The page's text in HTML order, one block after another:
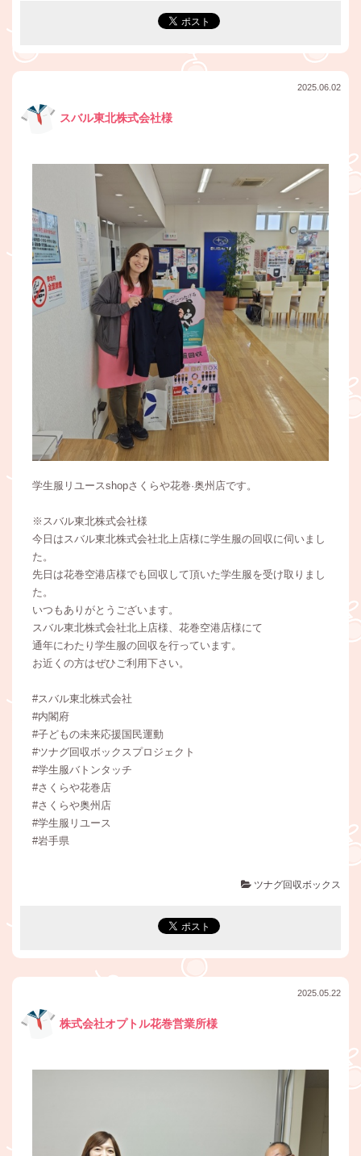
2025.06.02
スバル東北株式会社様
学生服リユースshopさくらや花巻·奥州店です。
※スバル東北株式会社様
今日はスバル東北株式会社北上店様に学生服の回収に伺いまし
た。
先日は花巻空港店様でも回収して頂いた学生服を受け取りまし
た。
いつもありがとうございます。
スバル東北株式会社北上店様、花巻空港店様にて
通年にわたり学生服の回収を行っています。
お近くの方はぜひご利用下さい。
#スバル東北株式会社
#内閣府
#子どもの未来応援国民運動
#ツナグ回収ボックスプロジェクト
#学生服バトンタッチ
#さくらや花巻店
#さくらや奥州店
#学生服リユース
#岩手県
ツナグ回収ボックス
2025.05.22
株式会社オプトル花巻営業所様